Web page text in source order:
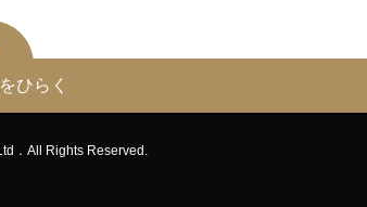
ひらく
．All Rights Reserved.